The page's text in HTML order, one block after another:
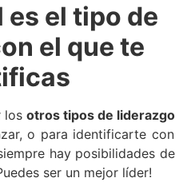
el tipo de
el que te
los otros tipos de liderazgo
o para identificarte con
hay posibilidades de
ser un mejor líder!